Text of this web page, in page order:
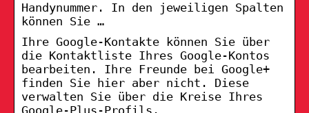
Handynummer. In den jeweiligen Spalten
können Sie …
Ihre Google-Kontakte können Sie über
die Kontaktliste Ihres Google-Kontos
bearbeiten. Ihre Freunde bei Google+
finden Sie hier aber nicht. Diese
verwalten Sie über die Kreise Ihres
Google-Plus-Profils.